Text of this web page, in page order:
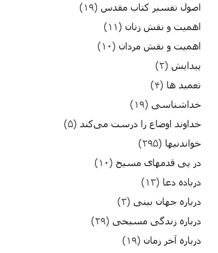
اصول تفسیر کتاب مقدس (۱۹)
اهمیت و نقش زنان (۱۱)
اهمیت و نقش مردان (۱۰)
پیدایش (۲)
تعمید ها (۴)
خداشناسی (۱۹)
خداوند اوضاع را درست می‌کند (۵)
خواندنیها (۲۹۵)
در پی قدمهای مسیح (۱۰)
درباده دعا (۱۳)
درباره جهان بینی (۳)
درباره زندگی مسیحی (۲۹)
درباره آخر زمان (۱۹)